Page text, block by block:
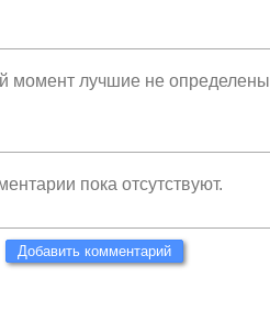
момент лучшие не определены
пока отсутствуют.
Добавить комментарий